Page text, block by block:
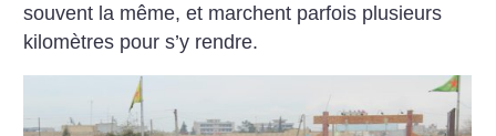
souvent la même, et marchent parfois plusieurs
kilomètres pour s’y rendre.